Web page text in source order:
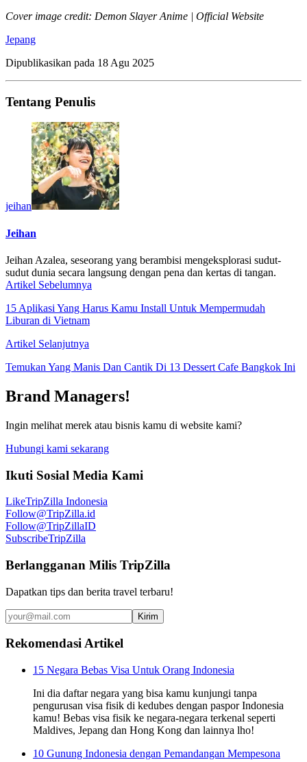
Cover image credit: Demon Slayer Anime | Official Website
Jepang
Dipublikasikan pada 18 Agu 2025
Tentang Penulis
jeihan
Jeihan
Jeihan Azalea, seseorang yang berambisi mengeksplorasi sudut-
sudut dunia secara langsung dengan pena dan kertas di tangan.
Artikel Sebelumnya
15 Aplikasi Yang Harus Kamu Install Untuk Mempermudah
Liburan di Vietnam
Artikel Selanjutnya
Temukan Yang Manis Dan Cantik Di 13 Dessert Cafe Bangkok Ini
Brand Managers!
Ingin melihat merek atau bisnis kamu di website kami?
Hubungi kami sekarang
Ikuti Sosial Media Kami
LikeTripZilla Indonesia
Follow@TripZilla.id
Follow@TripZillaID
SubscribeTripZilla
Berlangganan Milis TripZilla
Dapatkan tips dan berita travel terbaru!
Kirim
Rekomendasi Artikel
15 Negara Bebas Visa Untuk Orang Indonesia
Ini dia daftar negara yang bisa kamu kunjungi tanpa
pengurusan visa fisik di kedubes dengan paspor Indonesia
kamu! Bebas visa fisik ke negara-negara terkenal seperti
Maldives, Jepang dan Hong Kong dan lainnya lho!
10 Gunung Indonesia dengan Pemandangan Mempesona